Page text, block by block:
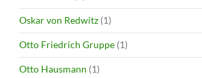
Oskar von Redwitz (1)
Otto Friedrich Gruppe (1)
Otto Hausmann (1)